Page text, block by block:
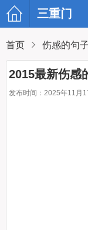
三重门
首页 伤感的句子
2015最新伤感
发布时间：2025年11月